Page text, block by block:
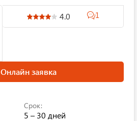
4.0 1
Онлайн заявка
Срок:
5 – 30 дней